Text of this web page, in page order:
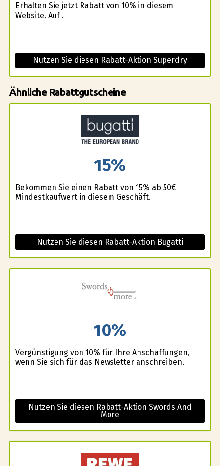
Erhalten Sie jetzt Rabatt von 10% in diesem
Website. Auf .
Nutzen Sie diesen Rabatt-Aktion Superdry
Ähnliche Rabattgutscheine
15%
Bekommen Sie einen Rabatt von 15% ab 50€
Mindestkaufwert in diesem Geschäft.
Nutzen Sie diesen Rabatt-Aktion Bugatti
10%
Vergünstigung von 10% für Ihre Anschaffungen,
wenn Sie sich für das Newsletter anschreiben.
Nutzen Sie diesen Rabatt-Aktion Swords And
More